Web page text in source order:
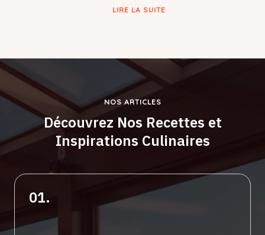
LIRE LA SUITE
NOS ARTICLES
Découvrez Nos Recettes et
Inspirations Culinaires
01.